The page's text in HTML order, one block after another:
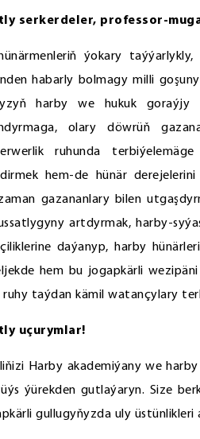
serkerdeler, professor-
ýokary
habarly bolmagy milli
harby we hukuk goraýjy
olary döwrüň
ruhunda
hem-de hünär
gazananlary bilen
artdyrmak, harby-
daýanyp, harby
hem bu jogapkärli
ruhy taýdan kämil watançylary
uçurymlar!
Harby akademiýany we
ýürekden gutlaýaryn. Size
gullugyňyzda uly üstünlikleri